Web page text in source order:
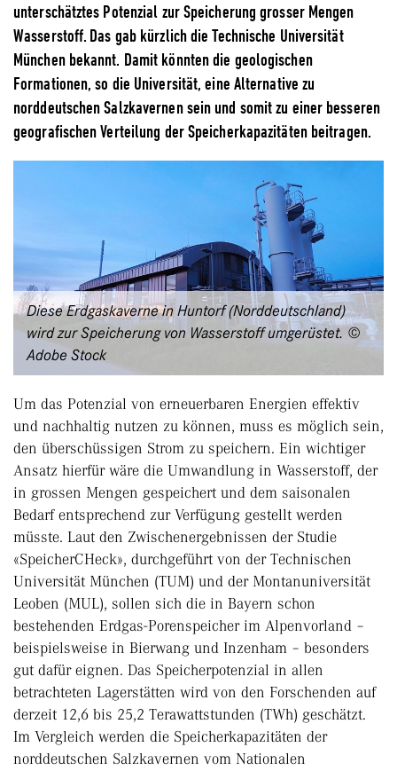
unterschätztes Potenzial zur Speicherung grosser Mengen
Wasserstoff. Das gab kürzlich die Technische Universität
München bekannt. Damit könnten die geologischen
Formationen, so die Universität, eine Alternative zu
norddeutschen Salzkavernen sein und somit zu einer besseren
geografischen Verteilung der Speicherkapazitäten beitragen.
Diese Erdgaskaverne in Huntorf (Norddeutschland)
wird zur Speicherung von Wasserstoff umgerüstet. ©
Adobe Stock
Um das Potenzial von erneuerbaren Energien effektiv
und nachhaltig nutzen zu können, muss es möglich sein,
den überschüssigen Strom zu speichern. Ein wichtiger
Ansatz hierfür wäre die Umwandlung in Wasserstoff, der
in grossen Mengen gespeichert und dem saisonalen
Bedarf entsprechend zur Verfügung gestellt werden
müsste. Laut den Zwischenergebnissen der Studie
«SpeicherCHeck», durchgeführt von der Technischen
Universität München (TUM) und der Montanuniversität
Leoben (MUL), sollen sich die in Bayern schon
bestehenden Erdgas-Porenspeicher im Alpenvorland –
beispielsweise in Bierwang und Inzenham – besonders
gut dafür eignen. Das Speicherpotenzial in allen
betrachteten Lagerstätten wird von den Forschenden auf
derzeit 12,6 bis 25,2 Terawattstunden (TWh) geschätzt.
Im Vergleich werden die Speicherkapazitäten der
norddeutschen Salzkavernen vom Nationalen